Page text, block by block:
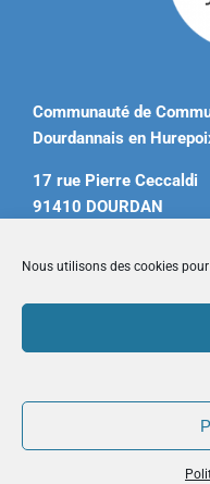
Nous utilisons des cookies
Communauté de
Dourdannais en
17 rue Pierre Ceccaldi
91410 DOURDAN
Accueil|Plan du site|
Copyright © 2026